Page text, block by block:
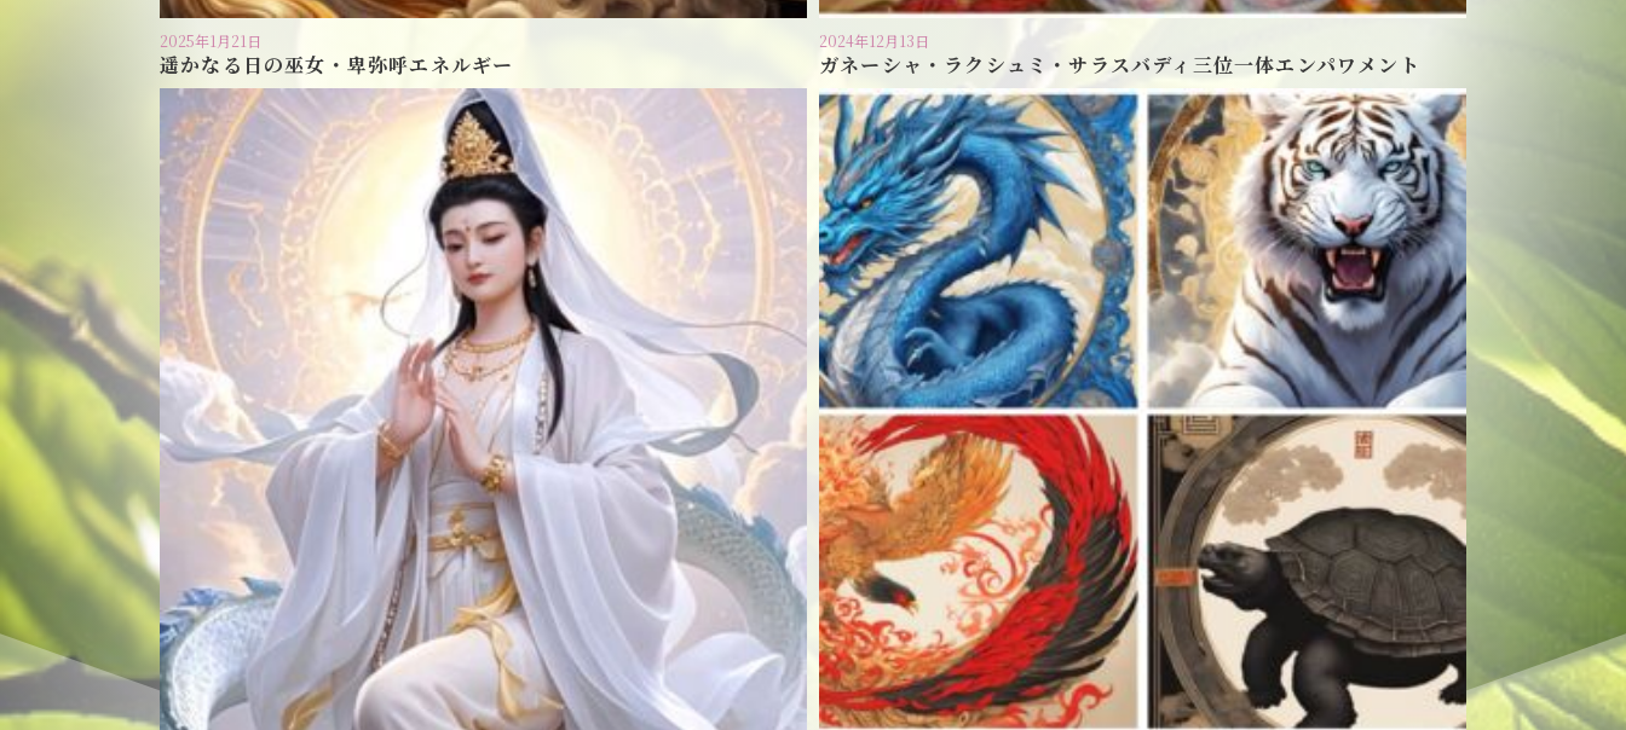
2025年1月21日
遥かなる日の巫女・卑弥呼エネルギー
2024年12月13日
ガネーシャ・ラクシュミ・サラスバディ三位一体エンパワメント